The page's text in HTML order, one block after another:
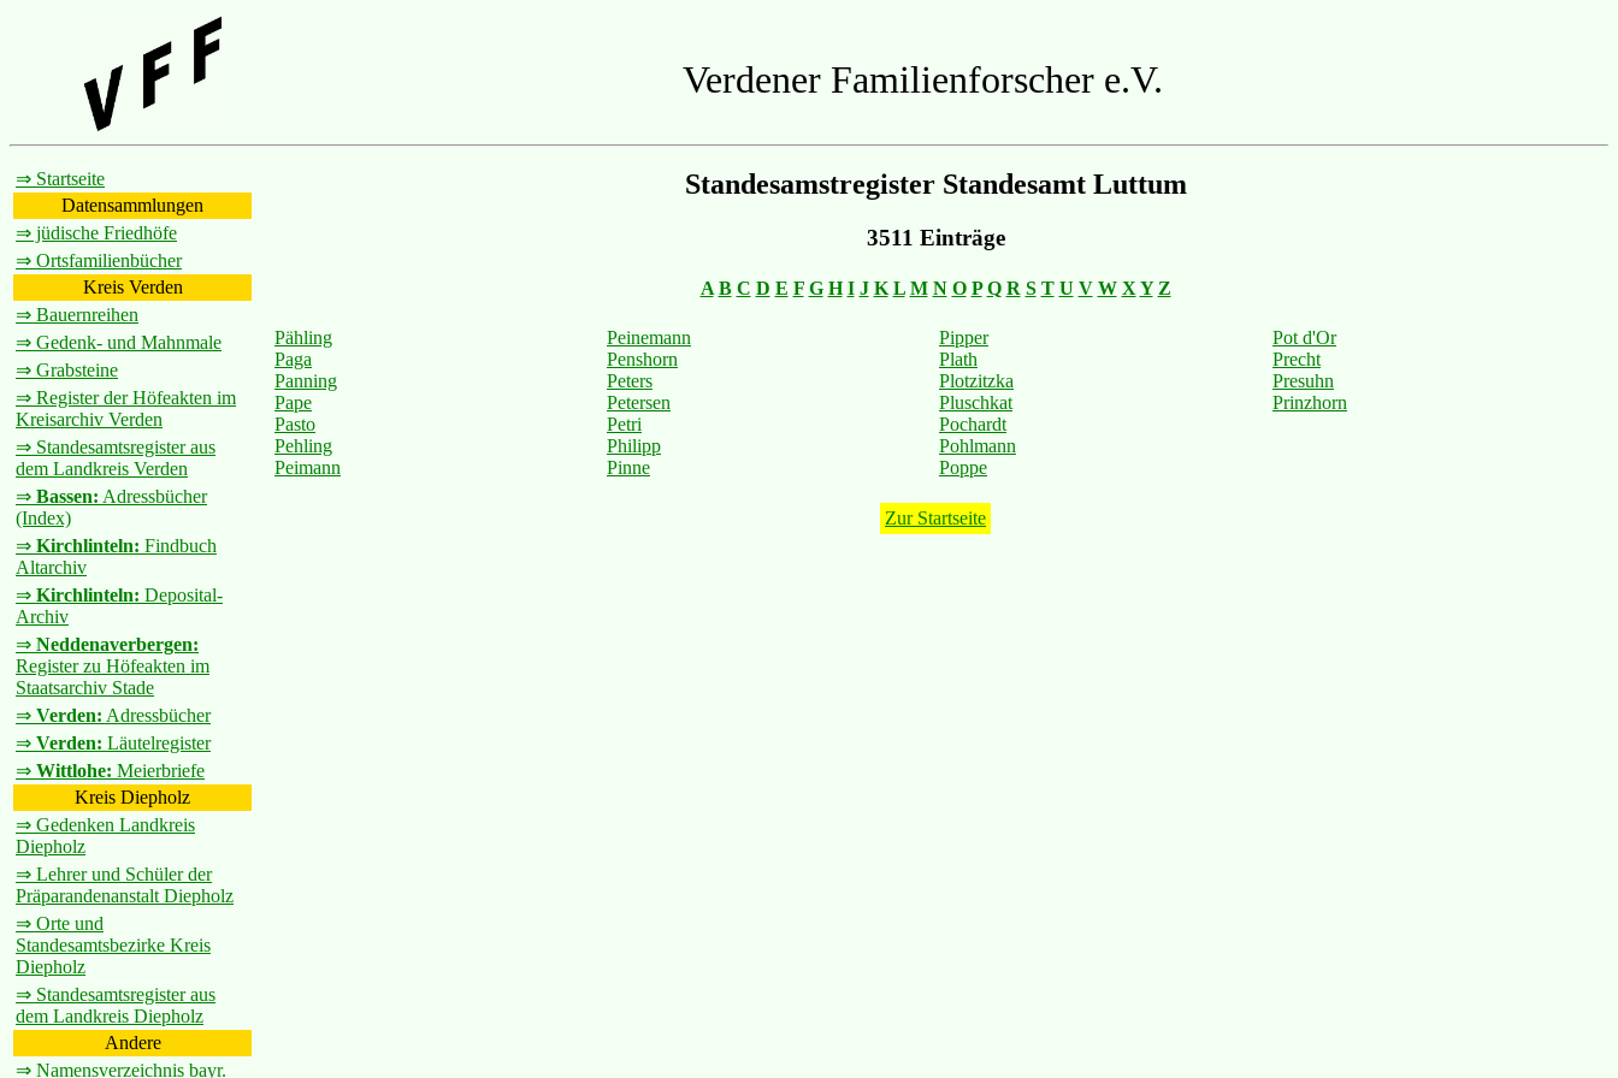
Verdener Familienforscher e.V.
⇒ Startseite
Datensammlungen
⇒ jüdische Friedhöfe
⇒ Ortsfamilienbücher
Kreis Verden
⇒ Bauernreihen
⇒ Gedenk- und Mahnmale
⇒ Grabsteine
⇒ Register der Höfeakten im
Kreisarchiv Verden
⇒ Standesamtsregister aus
dem Landkreis Verden
⇒ Bassen: Adressbücher
(Index)
⇒ Kirchlinteln: Findbuch
Altarchiv
⇒ Kirchlinteln: Deposital-
Archiv
⇒ Neddenaverbergen:
Register zu Höfeakten im
Staatsarchiv Stade
⇒ Verden: Adressbücher
⇒ Verden: Läutelregister
⇒ Wittlohe: Meierbriefe
Kreis Diepholz
⇒ Gedenken Landkreis
Diepholz
⇒ Lehrer und Schüler der
Präparandenanstalt Diepholz
⇒ Orte und
Standesamtsbezirke Kreis
Diepholz
⇒ Standesamtsregister aus
dem Landkreis Diepholz
Andere
⇒ Namensverzeichnis bayr.
Standesamstregister Standesamt Luttum
3511 Einträge
A B C D E F G H I J K L M N O P Q R S T U V W X Y Z
Pähling
Paga
Panning
Pape
Pasto
Pehling
Peimann
Peinemann
Penshorn
Peters
Petersen
Petri
Philipp
Pinne
Pipper
Plath
Plotzitzka
Pluschkat
Pochardt
Pohlmann
Poppe
Pot d'Or
Precht
Presuhn
Prinzhorn
Zur Startseite